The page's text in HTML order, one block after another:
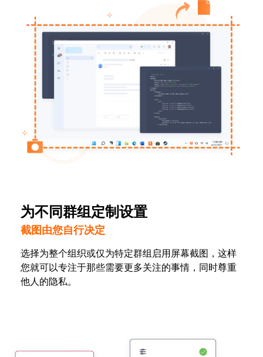
为不同群组定制设置
截图由您自行决定
选择为整个组织或仅为特定群组启用屏幕截图，这样
您就可以专注于那些需要更多关注的事情，同时尊重
他人的隐私。